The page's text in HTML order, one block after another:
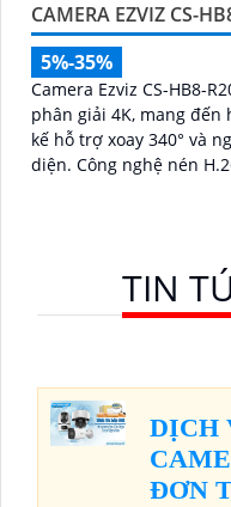
CAMERA EZVIZ CS-
5%-35%
Camera Ezviz CS-HB8-
phân giải 4K, mang đến
kế hỗ trợ xoay 340° và
diện. Công nghệ nén
TIN
DỊCH
ĐƠN